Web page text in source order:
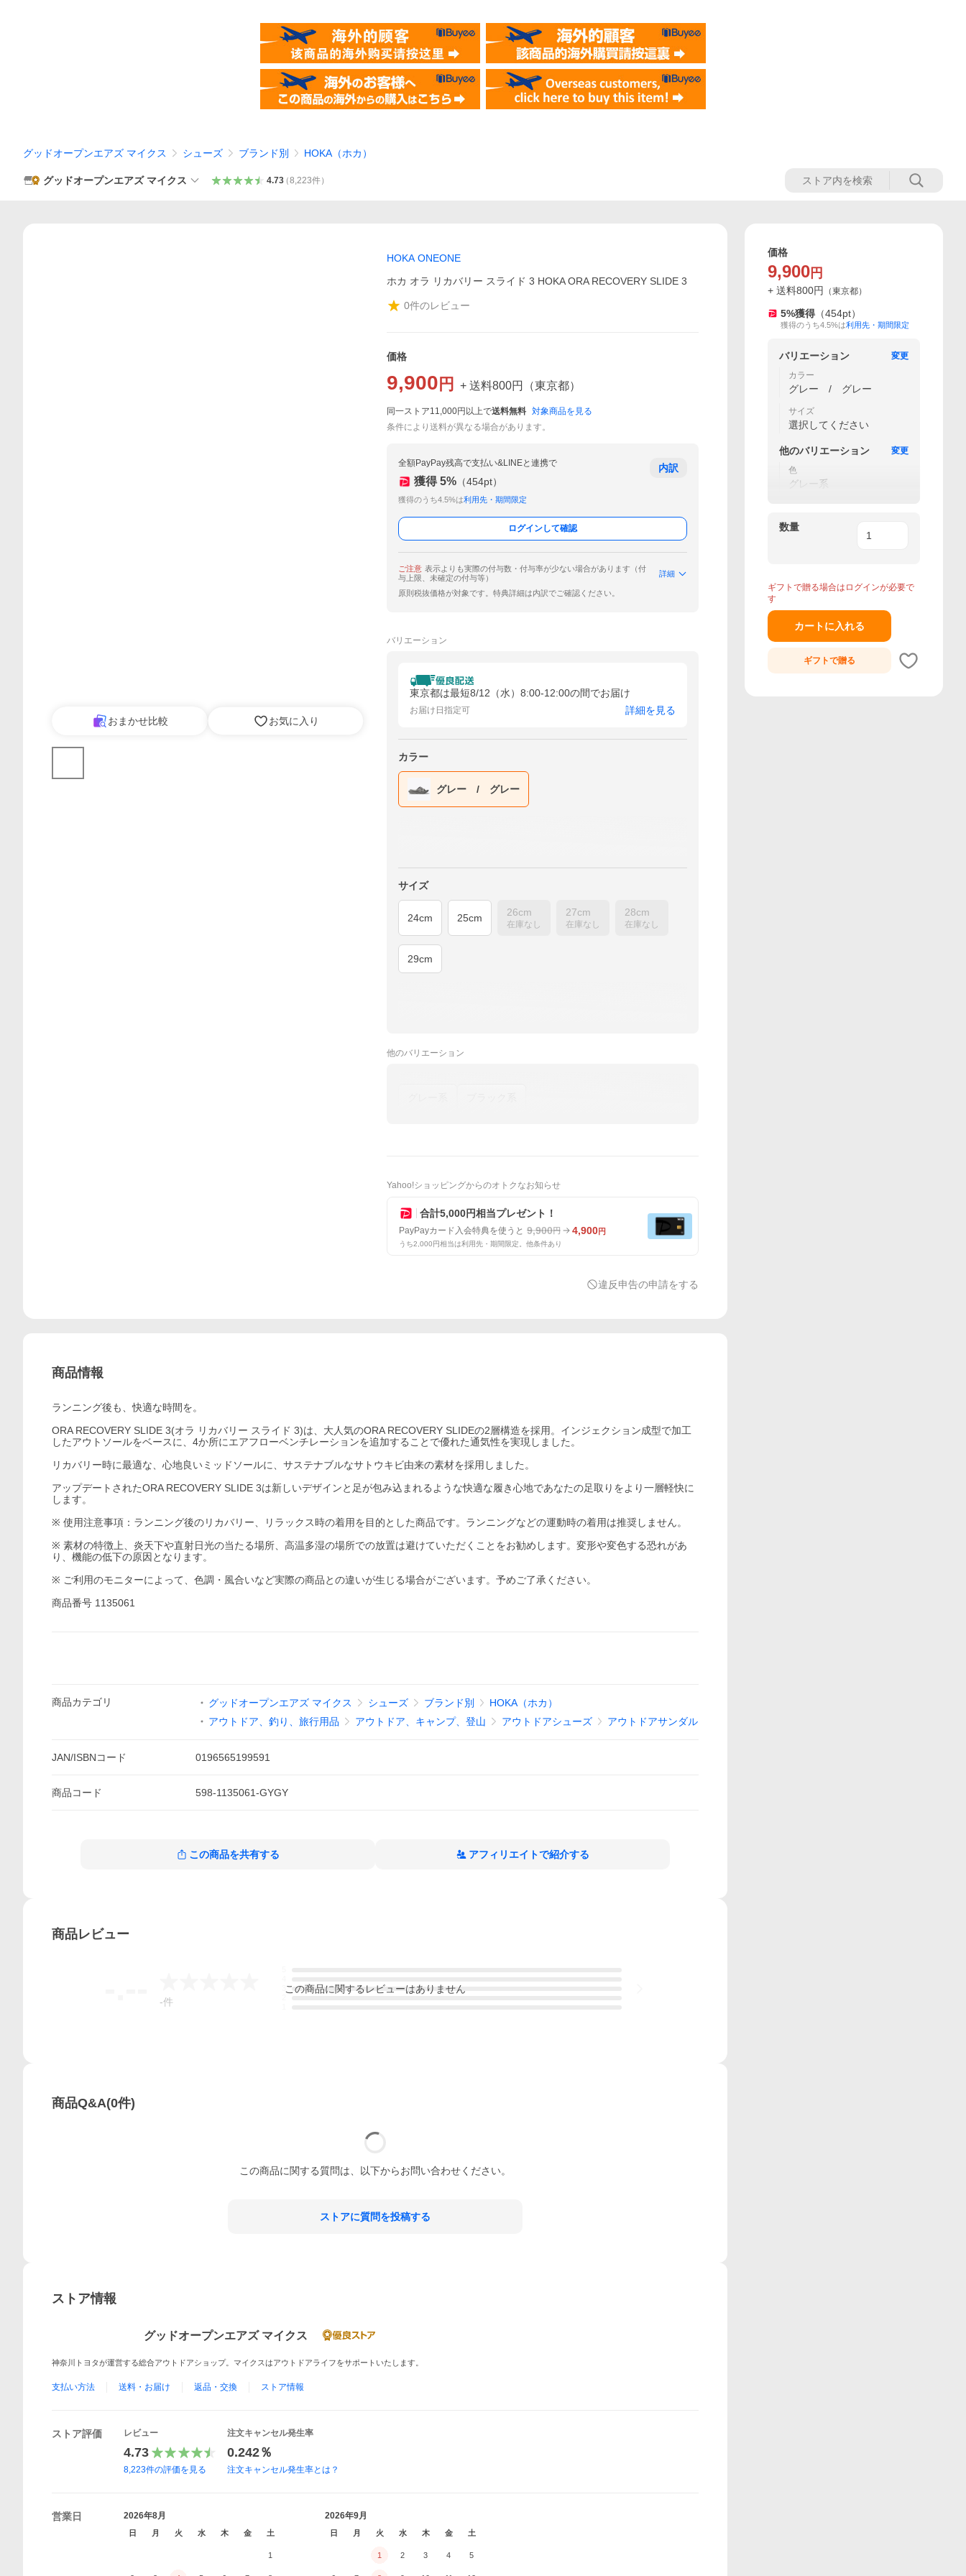
グッドオープンエアズ マイクス シューズ ブランド別 HOKA（ホカ）
グッドオープンエアズ マイクス 4.73（8,223件）
おまかせ比較 お気に入り
HOKA ONEONE
ホカ オラ リカバリー スライド 3 HOKA ORA RECOVERY SLIDE 3
0件のレビュー
価格
9,900 円 + 送料800円 （東京都）
同一ストア11,000円以上で送料無料 対象商品を見る
条件により送料が異なる場合があります。
全額PayPay残高で支払い&LINEと連携で
獲得 5% （454pt）
獲得のうち4.5%は利用先・期間限定
内訳
ログインして確認
ご注意 表示よりも実際の付与数・付与率が少ない場合があります（付
与上限、未確定の付与等）
詳細
原則税抜価格が対象です。特典詳細は内訳でご確認ください。
バリエーション
東京都は最短8/12（水）8:00-12:00の間でお届け
お届け日指定可 詳細を見る
カラー
グレー / グレー
サイズ
24cm 25cm 26cm
在庫なし
27cm
在庫なし
28cm
在庫なし
29cm
他のバリエーション
Yahoo!ショッピングからのオトクなお知らせ
合計5,000円相当プレゼント！
PayPayカード入会特典を使うと 9,900円 4,900円
うち2,000円相当は利用先・期間限定。他条件あり
違反申告の申請をする
商品情報
ランニング後も、快適な時間を。
ORA RECOVERY SLIDE 3(オラ リカバリー スライド 3)は、大人気のORA RECOVERY SLIDEの2層構造を採用。インジェクション成型で加工
したアウトソールをベースに、4か所にエアフローベンチレーションを追加することで優れた通気性を実現しました。
リカバリー時に最適な、心地良いミッドソールに、サステナブルなサトウキビ由来の素材を採用しました。
アップデートされたORA RECOVERY SLIDE 3は新しいデザインと足が包み込まれるような快適な履き心地であなたの足取りをより一層軽快に
します。
※ 使用注意事項：ランニング後のリカバリー、リラックス時の着用を目的とした商品です。ランニングなどの運動時の着用は推奨しません。
※ 素材の特徴上、炎天下や直射日光の当たる場所、高温多湿の場所での放置は避けていただくことをお勧めします。変形や変色する恐れがあ
り、機能の低下の原因となります。
※ ご利用のモニターによって、色調・風合いなど実際の商品との違いが生じる場合がございます。予めご了承ください。
商品番号 1135061
商品カテゴリ グッドオープンエアズ マイクス シューズ ブランド別
HOKA（ホカ）
アウトドア、釣り、旅行用品
アウトドア、キャンプ、登山 アウトドアシューズ アウトドアサンダル
JAN/ISBNコード 0196565199591
商品コード 598-1135061-GYGY
この商品を共有する アフィリエイトで紹介する
商品レビュー
-件
この商品に関するレビューはありません
商品Q&A(0件)
この商品に関する質問は、以下からお問い合わせください。
ストアに質問を投稿する
ストア情報
グッドオープンエアズ マイクス
神奈川トヨタが運営する総合アウトドアショップ。マイクスはアウトドアライフをサポートいたします。
支払い方法 送料・お届け 返品・交換 ストア情報
ストア評価 レビュー
4.73
8,223件の評価を見る
注文キャンセル発生率
0.242％
注文キャンセル発生率とは？
営業日 2026年8月
日 月 火 水 木 金 土
1
2026年9月
日 月 火 水 木 金 土
1 2 3 4 5
価格
9,900 円
+ 送料800円 （東京都）
5%獲得 （454pt）
獲得のうち4.5%は利用先・期間限定
バリエーション
変更
カラー
グレー / グレー
サイズ
選択してください
他のバリエーション
変更
色
グレー系
数量
ギフトで贈る場合はログインが必要で
す
カートに入れる
ギフトで贈る